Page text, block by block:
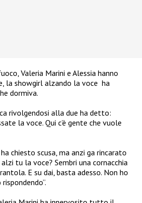
Valeria Marini e Alessia hanno
la showgirl alzando la voce ha
dormiva.
rivolgendosi alla due ha detto:
la voce. Qui c’è gente che vuole
chiesto scusa, ma anzi ga rincarato
tu la voce? Sembri una cornacchia
E su dai, basta adesso. Non ho